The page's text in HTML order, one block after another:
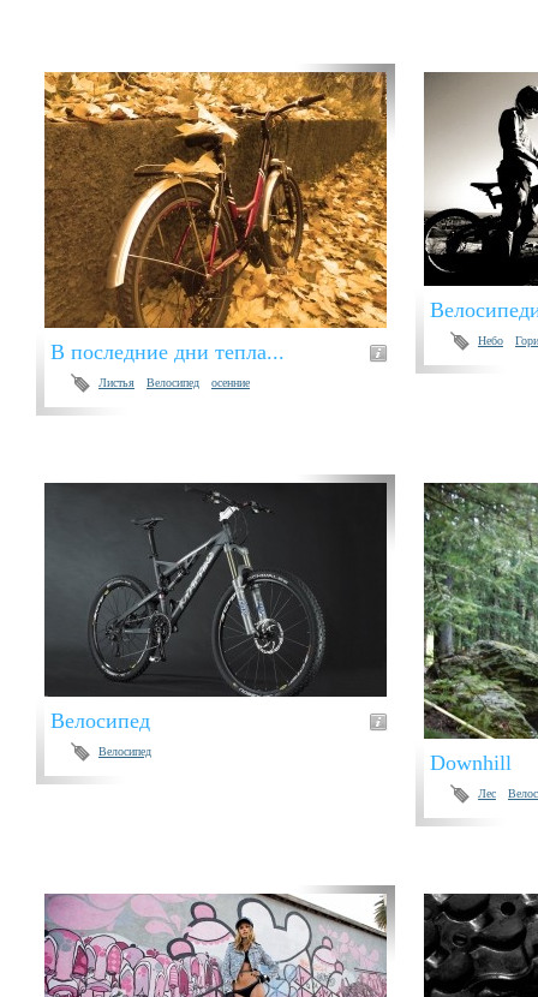
В последние дни тепла...
Листья Велосипед осенние
Небо
Велосипед
Велосипед Downhill
Лес